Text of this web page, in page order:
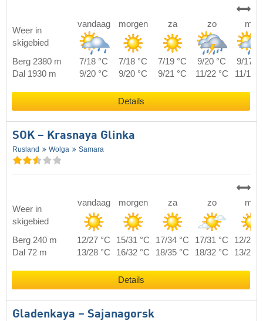
Weer in
skigebied
vandaag morgen za zo ma
Berg 2380 m 7/18 °C 7/18 °C 7/19 °C 9/20 °C
9/17
Dal 1930 m
9/20 °C 9/20 °C 9/21 °C 11/22 °C 11/19
Details
SOK – Krasnaya Glinka
Rusland Wolga Samara
Weer in
skigebied
vandaag morgen za zo ma
Berg 240 m 12/27 °C 15/31 °C 17/34 °C 17/31 °C
12/23
Dal 72 m
13/28 °C 16/32 °C 18/35 °C 18/32 °C 13/24
Details
Gladenkaya – Sajanagorsk